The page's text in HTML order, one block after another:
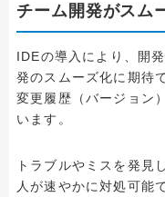
チーム開発がスム
IDEの導入により、開
発のスムーズ化に期待
変更履歴（バージョン
います。
トラブルやミスを発見
人が速やかに対処可能